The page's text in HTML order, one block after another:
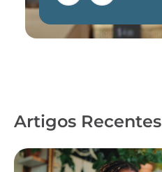
Artigos Recentes